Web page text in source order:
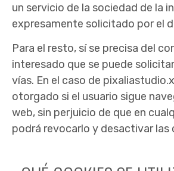
un servicio de la sociedad de la
expresamente solicitado por el
Para el resto, sí se precisa del
interesado que se puede
vías. En el caso de
otorgado si el usuario sigue
web, sin perjuicio de que en
podrá revocarlo y desactivar las